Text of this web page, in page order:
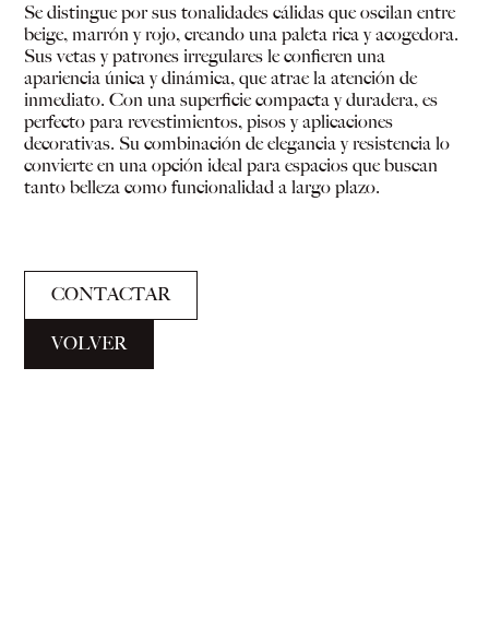
Se distingue por sus tonalidades cálidas que oscilan entre
beige, marrón y rojo, creando una paleta rica y acogedora.
Sus vetas y patrones irregulares le confieren una
apariencia única y dinámica, que atrae la atención de
inmediato. Con una superficie compacta y duradera, es
perfecto para revestimientos, pisos y aplicaciones
decorativas. Su combinación de elegancia y resistencia lo
convierte en una opción ideal para espacios que buscan
tanto belleza como funcionalidad a largo plazo.
CONTACTAR
VOLVER